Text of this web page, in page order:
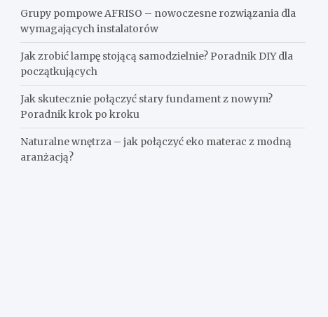
Grupy pompowe AFRISO – nowoczesne rozwiązania dla
wymagających instalatorów
Jak zrobić lampę stojącą samodzielnie? Poradnik DIY dla
początkujących
Jak skutecznie połączyć stary fundament z nowym?
Poradnik krok po kroku
Naturalne wnętrza – jak połączyć eko materac z modną
aranżacją?